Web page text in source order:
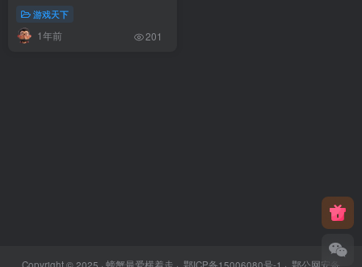
游戏天下
1年前 201